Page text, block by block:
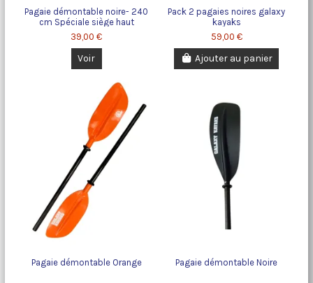
Pagaie démontable noire- 240
cm Spéciale siège haut
39,00 €
Voir
Pack 2 pagaies noires galaxy
kayaks
59,00 €
Ajouter au panier
Pagaie démontable Orange Pagaie démontable Noire